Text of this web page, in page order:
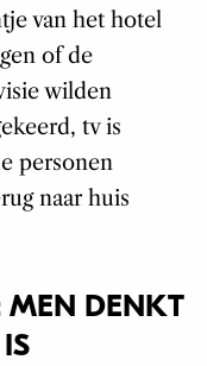
van het hotel
of de
wilden
tv is
personen
naar huis
MEN DENKT